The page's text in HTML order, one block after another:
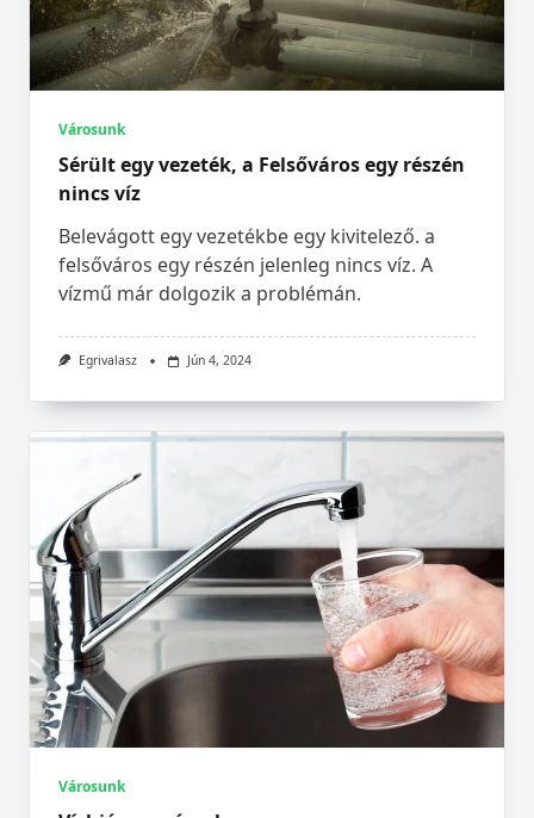
Városunk
Sérült egy vezeték, a Felsőváros egy részén
nincs víz
Belevágott egy vezetékbe egy kivitelező. a
felsőváros egy részén jelenleg nincs víz. A
vízmű már dolgozik a problémán.
Egrivalasz Jún 4, 2024
Városunk